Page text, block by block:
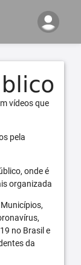
vídeos que
pela
onde é
organizada
no Brasil e
da